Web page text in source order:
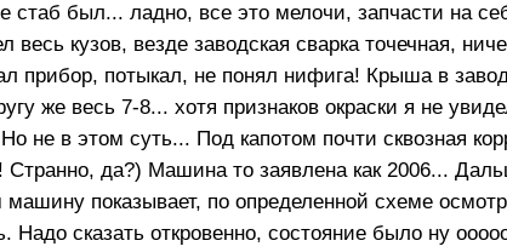
был... ладно, все это мелочи, запчасти на
кузов, везде заводская сварка точечная,
прибор, потыкал, не понял нифига! Крыша в
же весь 7-8... хотя признаков окраски я не
не в этом суть... Под капотом почти сквозная
Странно, да?) Машина то заявлена как 2006...
машину показывает, по определенной схеме
Надо сказать откровенно, состояние было ну